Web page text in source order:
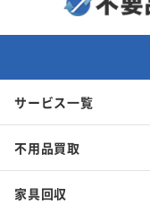
サービス一覧
不用品買取
家具回収